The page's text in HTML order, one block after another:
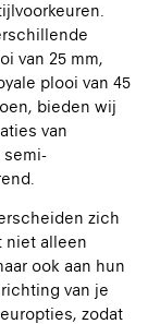
van 25 mm,
plooi van 45
bieden wij
van
semi-
zich
niet alleen
ook aan hun
van je
zodat